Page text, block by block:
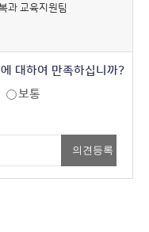
과 교육지원팀
대하여 만족하십니까?
보통